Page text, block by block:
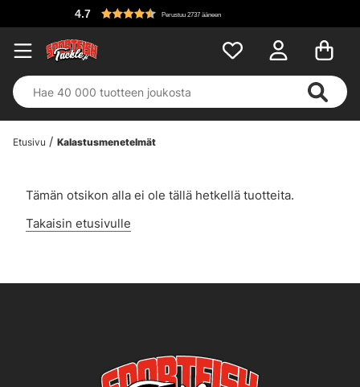
4.7 Perustuu 2737 ääneen
Etusivu Kalastusmenetelmät
Tämän otsikon alla ei ole tällä hetkellä tuotteita.
Takaisin etusivulle